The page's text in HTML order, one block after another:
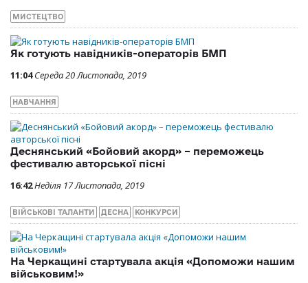
МИСТЕЦТВО
Як готують навідників-операторів БМП
11:04 Середа 20 Листопада, 2019
НАВЧАННЯ
Деснянський «Бойовий акорд» – переможець
фестивалю авторської пісні
16:42Неділя 17 Листопада, 2019
ВІЙСЬКОВІ ТАЛАНТИ ДЕСНА КОНКУРСИ
На Черкащині стартувала акція «Допоможи нашим
військовим!»